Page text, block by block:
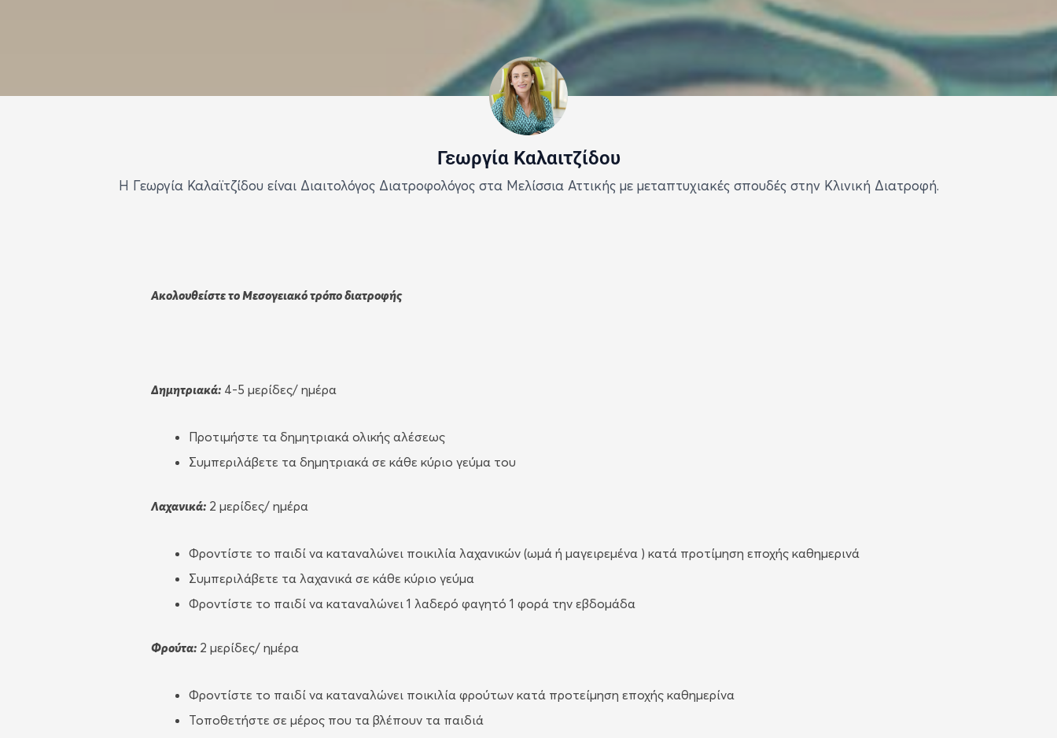
Γεωργία Καλαιτζίδου
Η Γεωργία Καλαϊτζίδου είναι Διαιτολόγος Διατροφολόγος στα Μελίσσια Αττικής με μεταπτυχιακές σπουδές στην Κλινική Διατροφή.
Ακολουθείστε το Μεσογειακό τρόπο διατροφής
Δημητριακά: 4-5 μερίδες/ ημέρα
Προτιμήστε τα δημητριακά ολικής αλέσεως
Συμπεριλάβετε τα δημητριακά σε κάθε κύριο γεύμα του
Λαχανικά: 2 μερίδες/ ημέρα
Φροντίστε το παιδί να καταναλώνει ποικιλία λαχανικών (ωμά ή μαγειρεμένα ) κατά προτίμηση εποχής καθημερινά
Συμπεριλάβετε τα λαχανικά σε κάθε κύριο γεύμα
Φροντίστε το παιδί να καταναλώνει 1 λαδερό φαγητό 1 φορά την εβδομάδα
Φρούτα: 2 μερίδες/ ημέρα
Φροντίστε το παιδί να καταναλώνει ποικιλία φρούτων κατά προτείμηση εποχής καθημερίνα
Τοποθετήστε σε μέρος που τα βλέπουν τα παιδιά